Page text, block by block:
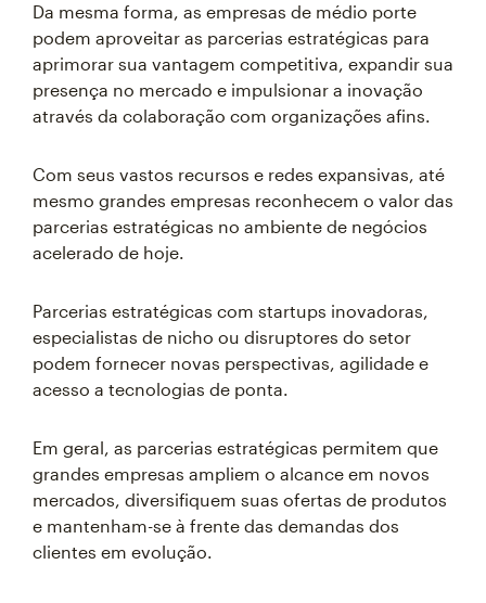
Da mesma forma, as empresas de médio porte
podem aproveitar as parcerias estratégicas para
aprimorar sua vantagem competitiva, expandir sua
presença no mercado e impulsionar a inovação
através da colaboração com organizações afins.
Com seus vastos recursos e redes expansivas, até
mesmo grandes empresas reconhecem o valor das
parcerias estratégicas no ambiente de negócios
acelerado de hoje.
Parcerias estratégicas com startups inovadoras,
especialistas de nicho ou disruptores do setor
podem fornecer novas perspectivas, agilidade e
acesso a tecnologias de ponta.
Em geral, as parcerias estratégicas permitem que
grandes empresas ampliem o alcance em novos
mercados, diversifiquem suas ofertas de produtos
e mantenham-se à frente das demandas dos
clientes em evolução.